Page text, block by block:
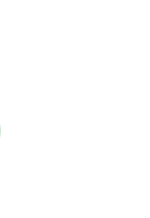
湖鏡村三元
生宮均投入支
心裡很不忍。
典，覺得自己
」活動傳承客
時代的神豬祭
。然而時代不